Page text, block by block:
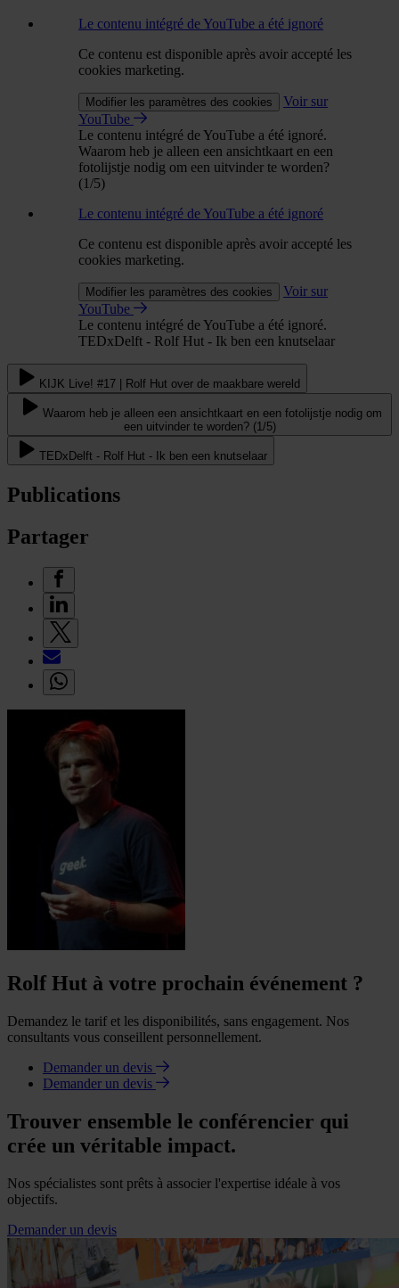
Le contenu intégré de YouTube a été ignoré
Ce contenu est disponible après avoir accepté les
cookies marketing.
Modifier les paramètres des cookies
Voir sur
YouTube
Le contenu intégré de YouTube a été ignoré.
Waarom heb je alleen een ansichtkaart en een
fotolijstje nodig om een uitvinder te worden?
(1/5)
Le contenu intégré de YouTube a été ignoré
Ce contenu est disponible après avoir accepté les
cookies marketing.
Modifier les paramètres des cookies
Voir sur
YouTube
Le contenu intégré de YouTube a été ignoré.
TEDxDelft - Rolf Hut - Ik ben een knutselaar
KIJK Live! #17 | Rolf Hut over de maakbare wereld
Waarom heb je alleen een ansichtkaart en een fotolijstje nodig om
een uitvinder te worden? (1/5)
TEDxDelft - Rolf Hut - Ik ben een knutselaar
Publications
Partager
Rolf Hut à votre prochain événement ?
Demandez le tarif et les disponibilités, sans engagement. Nos
consultants vous conseillent personnellement.
Demander un devis
Demander un devis
Trouver ensemble le conférencier qui
crée un véritable impact.
Nos spécialistes sont prêts à associer l'expertise idéale à vos
objectifs.
Demander un devis